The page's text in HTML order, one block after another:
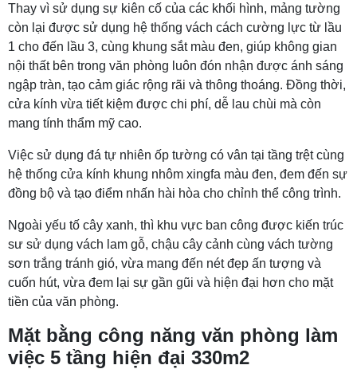
Thay vì sử dụng sự kiên cố của các khối hình, mảng tường
còn lại được sử dụng hệ thống vách cách cường lực từ lầu
1 cho đến lầu 3, cùng khung sắt màu đen, giúp không gian
nội thất bên trong văn phòng luôn đón nhận được ánh sáng
ngập tràn, tạo cảm giác rộng rãi và thông thoáng. Đồng thời,
cửa kính vừa tiết kiệm được chi phí, dễ lau chùi mà còn
mang tính thẩm mỹ cao.
Việc sử dụng đá tự nhiên ốp tường có vân tại tầng trệt cùng
hệ thống cửa kính khung nhôm xingfa màu đen, đem đến sự
đồng bộ và tạo điểm nhấn hài hòa cho chỉnh thể công trình.
Ngoài yếu tố cây xanh, thì khu vực ban công được kiến trúc
sư sử dụng vách lam gỗ, chậu cây cảnh cùng vách tường
sơn trắng tránh gió, vừa mang đến nét đẹp ấn tượng và
cuốn hút, vừa đem lại sự gần gũi và hiện đại hơn cho mặt
tiền của văn phòng.
Mặt bằng công năng văn phòng làm
việc 5 tầng hiện đại 330m2